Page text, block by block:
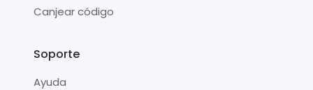
Canjear código
Soporte
Ayuda